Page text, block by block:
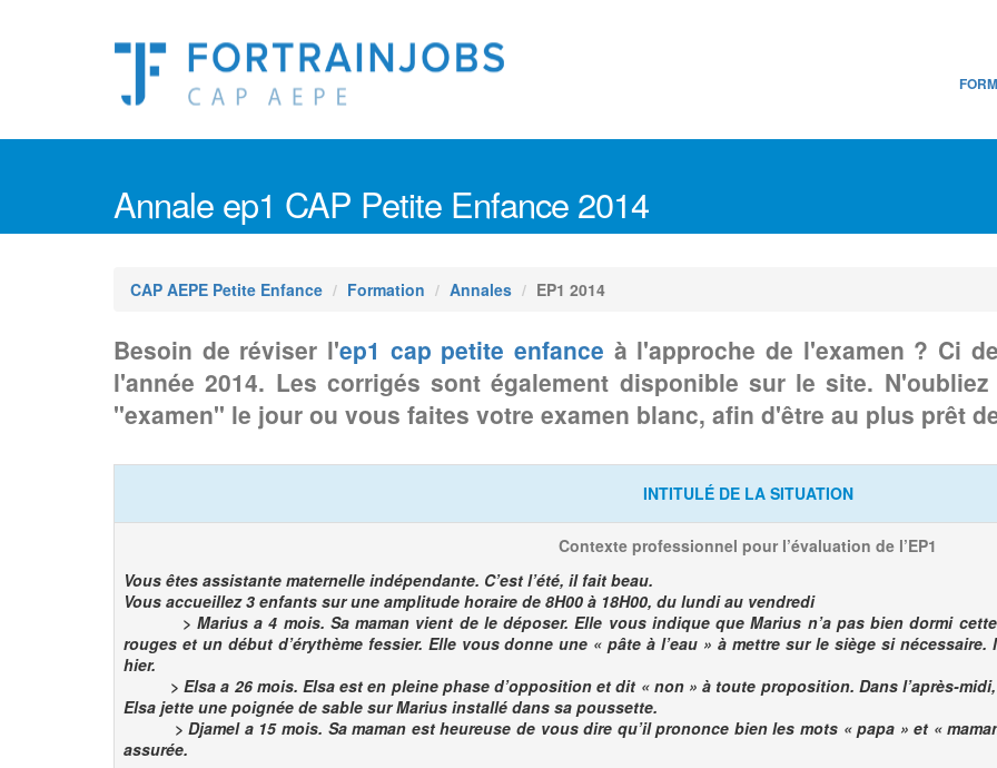
Annale ep1 CAP Petite Enfance 2014
CAP AEPE Petite Enfance Formation Annales EP1 2014
Besoin de réviser l'ep1 cap petite enfance à l'approche de l'examen ? Ci
l'année 2014. Les corrigés sont également disponible sur le site.
"examen" le jour ou vous faites votre examen blanc, afin d'être au plus prêt
INTITULÉ DE LA SITUATION
Contexte professionnel pour l’évaluation de l’EP1
Vous êtes assistante maternelle indépendante. C’est l’été, il fait beau.
Vous accueillez 3 enfants sur une amplitude horaire de 8H00 à 18H00, du lundi au vendredi
> Marius a 4 mois. Sa maman vient de le déposer. Elle vous indique que Marius n’a pas bien dormi
rouges et un début d’érythème fessier. Elle vous donne une « pâte à l’eau » à mettre sur le siège si
hier.
> Elsa a 26 mois. Elsa est en pleine phase d’opposition et dit « non » à toute proposition. Dans l’après-
Elsa jette une poignée de sable sur Marius installé dans sa poussette.
> Djamel a 15 mois. Sa maman est heureuse de vous dire qu’il prononce bien les mots « papa » et «
assurée.